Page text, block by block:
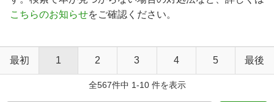
こちらのお知らせをご確認ください。
最初 1 2 3 4 5 最後
全567件中 1-10 件を表示